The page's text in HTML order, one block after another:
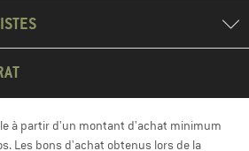
à partir d'un montant d'achat minimum
Les bons d'achat obtenus lors de la